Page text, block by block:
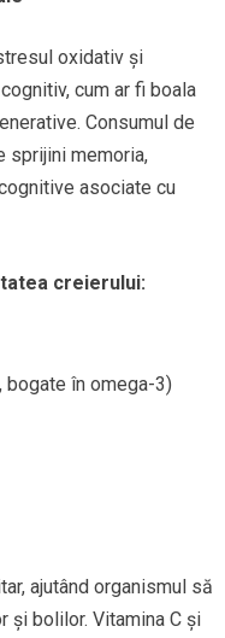
oxidativ și
cum ar fi boala
Consumul de
sprijini memoria,
asociate cu
creierului:
în omega-3)
ajutând organismul să
și bolilor. Vitamina C și